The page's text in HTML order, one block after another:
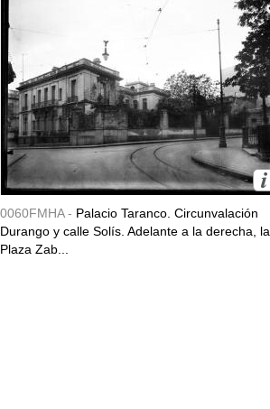
0060FMHA - Palacio Taranco. Circunvalación
Durango y calle Solís. Adelante a la derecha, la
Plaza Zab...